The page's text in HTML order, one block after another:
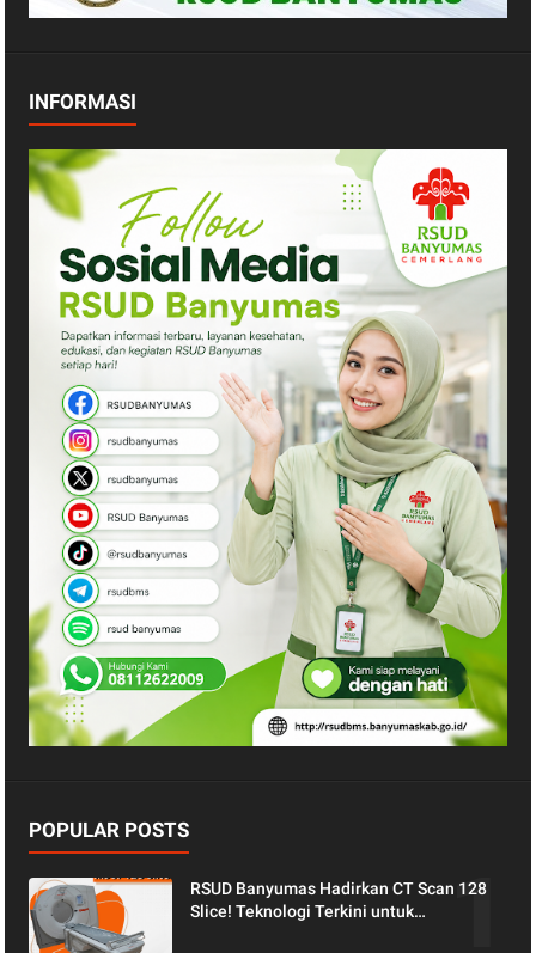
INFORMASI
POPULAR POSTS
RSUD Banyumas Hadirkan CT Scan 128
Slice! Teknologi Terkini untuk